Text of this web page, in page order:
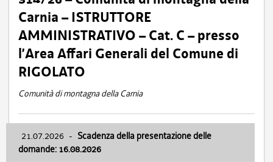
Carnia – ISTRUTTORE
AMMINISTRATIVO – Cat. C – presso
l’Area Affari Generali del Comune di
RIGOLATO
Comunità di montagna della Carnia
21.07.2026 - Scadenza della presentazione delle
domande: 16.08.2026